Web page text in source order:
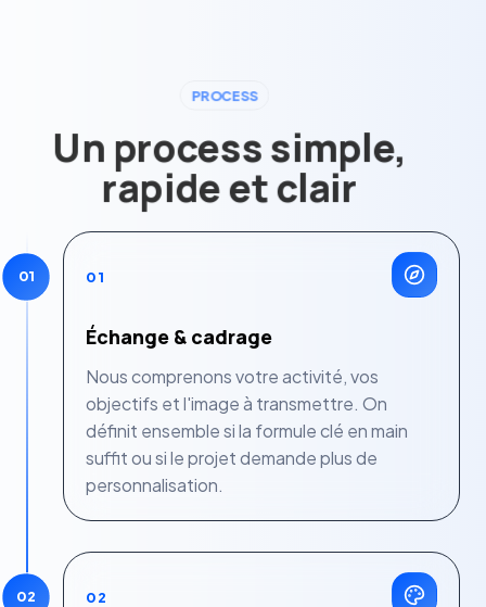
PROCESS
Un process simple,
rapide et clair
01
Échange & cadrage
Nous comprenons votre activité, vos
objectifs et l'image à transmettre. On
définit ensemble si la formule clé en main
suffit ou si le projet demande plus de
personnalisation.
01
02
02